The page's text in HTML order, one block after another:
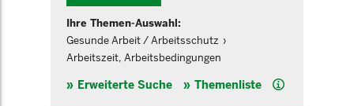
Ihre Themen-Auswahl:
Gesunde Arbeit / Arbeitsschutz
Arbeitszeit, Arbeitsbedingungen
Erweiterte Suche Themenliste Hilfe